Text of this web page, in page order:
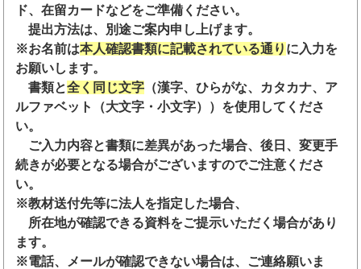
ド、在留カードなどをご準備ください。
提出方法は、別途ご案内申し上げます。
※お名前は本人確認書類に記載されている通り に入力を
お願いします。
書類と全く同じ文字 （漢字、ひらがな、カタカナ、ア
ルファベット（大文字・小文字））を使用してくださ
い。
ご入力内容と書類に差異があった場合、後日、変更手
続きが必要となる場合がございますのでご注意くださ
い。
※教材送付先等に法人を指定した場合、
所在地が確認できる資料をご提示いただく場合があり
ます。
※電話、メールが確認できない場合は、ご連絡願いま